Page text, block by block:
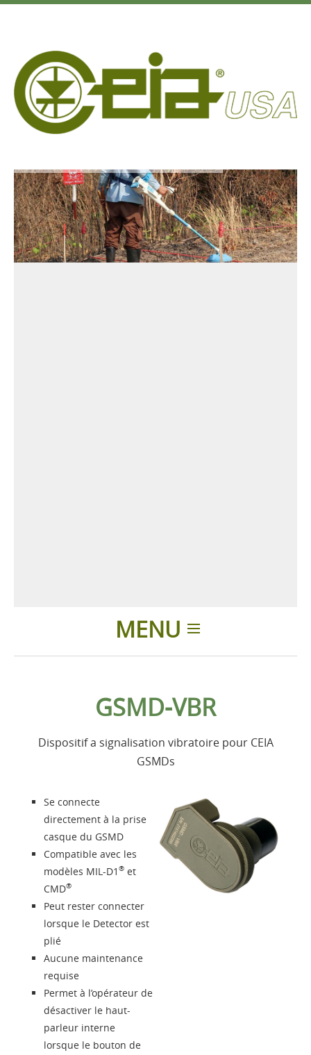
MENU
Accessoires
Présentation
Contacts
Login
Langue
GSMD-VBR
Dispositif a signalisation vibratoire pour CEIA
GSMDs
Se connecte
directement à la prise
casque du GSMD
Compatible avec les
modèles MIL-D1 ® et
CMD®
Peut rester connecter
lorsque le Detector est
plié
Aucune maintenance
requise
Permet à l’opérateur de
désactiver le haut-
parleur interne
lorsque le bouton de